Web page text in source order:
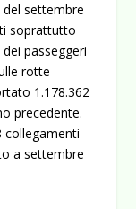
del settembre
soprattutto
passeggeri
rotte
1.178.362
precedente.
collegamenti
a settembre